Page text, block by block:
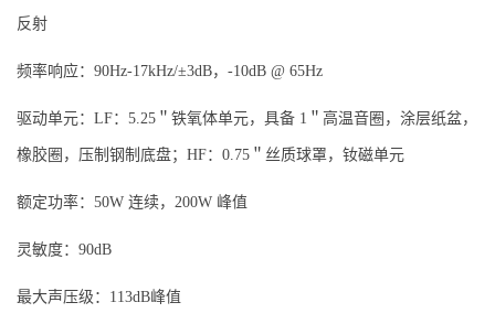
反射
频率响应：90Hz-17kHz/±3dB，-10dB @ 65Hz
驱动单元：LF：5.25＂铁氧体单元，具备 1＂高温音圈，涂层纸盆，
橡胶圈，压制钢制底盘；HF：0.75＂丝质球罩，钕磁单元
额定功率：50W 连续，200W 峰值
灵敏度：90dB
最大声压级：113dB峰值